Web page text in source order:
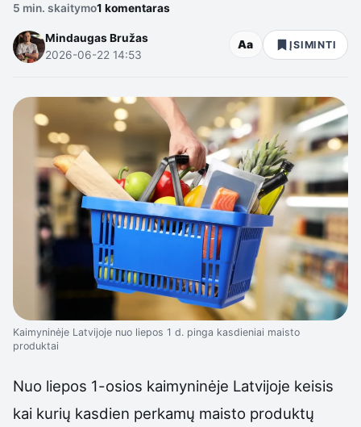
5 min. skaitymo1 komentaras
Mindaugas Bružas
2026-06-22 14:53
Aa ĮSIMINTI
Kaimyninėje Latvijoje nuo liepos 1 d. pinga kasdieniai maisto
produktai
Nuo liepos 1-osios kaimyninėje Latvijoje keisis
kai kurių kasdien perkamų maisto produktų